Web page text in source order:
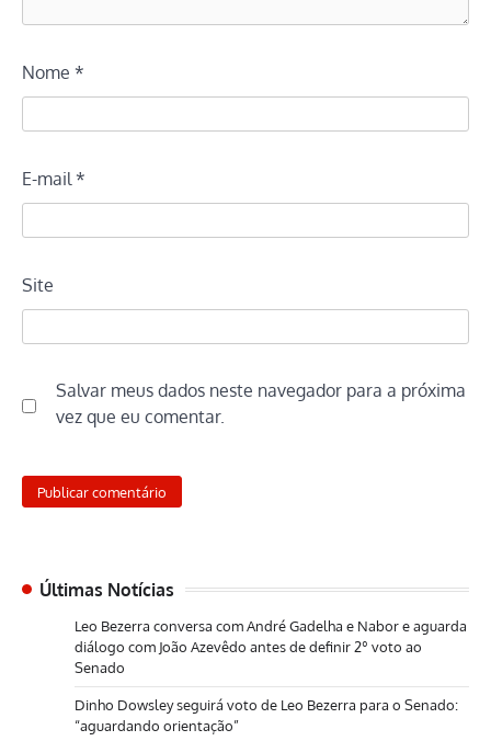
Nome *
E-mail *
Site
Salvar meus dados neste navegador para a próxima
vez que eu comentar.
Últimas Notícias
Leo Bezerra conversa com André Gadelha e Nabor e aguarda
diálogo com João Azevêdo antes de definir 2º voto ao
Senado
Dinho Dowsley seguirá voto de Leo Bezerra para o Senado:
“aguardando orientação”